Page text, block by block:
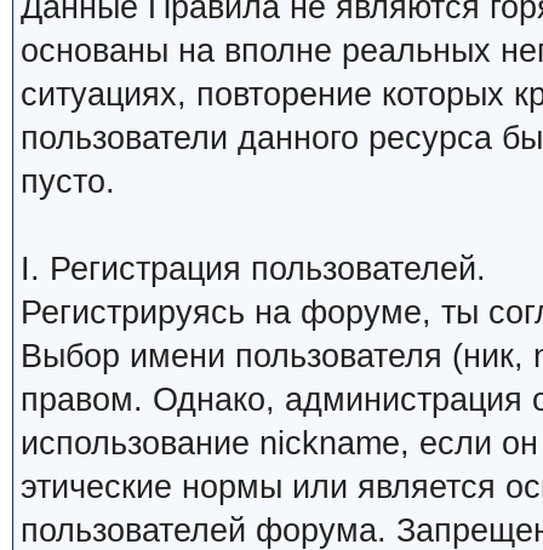
Данные Правила не являются
основаны на вполне реальных
ситуациях, повторение которых
пользователи данного ресурса
пусто.
I. Регистрация пользователей.
Регистрируясь на форуме, ты
Выбор имени пользователя (ник,
правом. Однако, администрация
использование nickname, если
этические нормы или является
пользователей форума.